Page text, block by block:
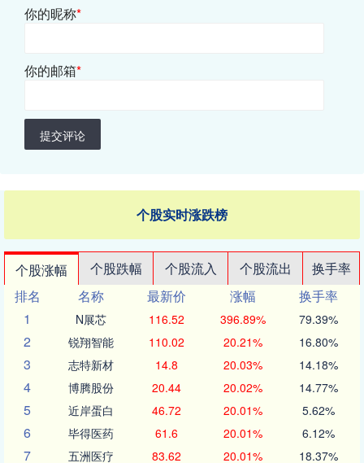
你的昵称*
你的邮箱*
提交评论
个股实时涨跌榜
个股涨幅 个股跌幅 个股流入 个股流出
换手率
排名
名称 最新价 涨幅
换手率
1
N展芯 116.52 396.89% 79.39%
2 锐翔智能 110.02 20.21% 16.80%
3 志特新材 14.8 20.03% 14.18%
4 博腾股份 20.44 20.02% 14.77%
5 近岸蛋白 46.72 20.01% 5.62%
6 毕得医药 61.6 20.01% 6.12%
7 五洲医疗 83.62 20.01% 18.37%